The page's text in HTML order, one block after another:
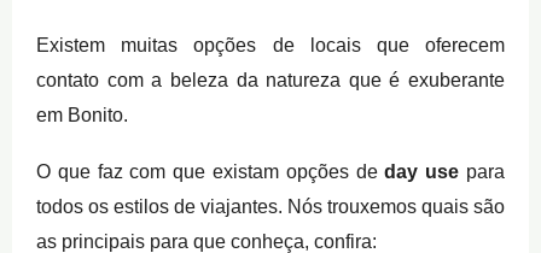
Existem muitas opções de locais que oferecem
contato com a beleza da natureza que é exuberante
em Bonito.
O que faz com que existam opções deday use para
todos os estilos de viajantes. Nós trouxemos quais são
as principais para que conheça, confira: